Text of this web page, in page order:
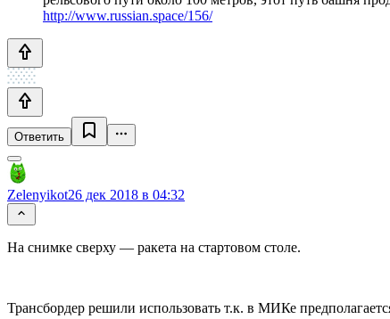
http://www.russian.space/156/
Ответить
Zelenyikot26 дек 2018 в 04:32
На снимке сверху — ракета на стартовом столе.
Трансбордер решили использовать т.к. в МИКе